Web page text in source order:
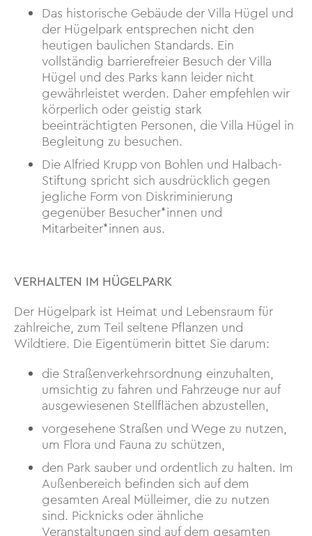
Das historische Gebäude der Villa Hügel und
der Hügelpark entsprechen nicht den
heutigen baulichen Standards. Ein
vollständig barrierefreier Besuch der Villa
Hügel und des Parks kann leider nicht
gewährleistet werden. Daher empfehlen wir
körperlich oder geistig stark
beeinträchtigten Personen, die Villa Hügel in
Begleitung zu besuchen.
Die Alfried Krupp von Bohlen und Halbach-
Stiftung spricht sich ausdrücklich gegen
jegliche Form von Diskriminierung
gegenüber Besucher*innen und
Mitarbeiter*innen aus.
VERHALTEN IM HÜGELPARK
Der Hügelpark ist Heimat und Lebensraum für
zahlreiche, zum Teil seltene Pflanzen und
Wildtiere. Die Eigentümerin bittet Sie darum:
die Straßenverkehrsordnung einzuhalten,
umsichtig zu fahren und Fahrzeuge nur auf
ausgewiesenen Stellflächen abzustellen,
vorgesehene Straßen und Wege zu nutzen,
um Flora und Fauna zu schützen,
den Park sauber und ordentlich zu halten. Im
Außenbereich befinden sich auf dem
gesamten Areal Mülleimer, die zu nutzen
sind. Picknicks oder ähnliche
Veranstaltungen sind auf dem gesamten